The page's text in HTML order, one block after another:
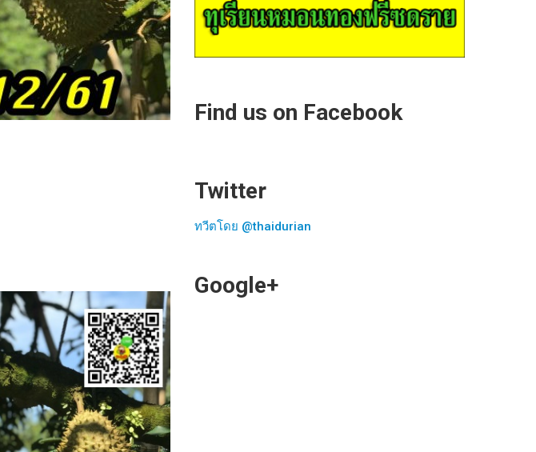
Find us on Facebook
Twitter
ทวีตโดย @thaidurian
Google+